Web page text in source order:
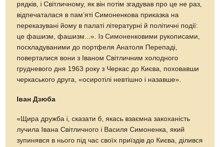
рядків, і Світличному, як він потім згадував про це не раз,
відпечаталася в пам’яті Симоненкова приказка на
переказувані йому в палаті літературні й політичні події:
це фашизм, фашизм...». Із Симоненковими рукописами,
поскладуваними до портфеля Анатоля Перепаді,
поверталися вони з Іваном Світличним холодного
грудневого дня 1963 року з Черкас до Києва, поховавши
черкаського друга, «осиротілі невтішно і назавше».
Іван Дзюба
«Щира дружба і, сказати б, якась взаємна закоханість
лучила Івана Світличного і Василя Симоненка, який
зупинявся в нього під час своїх приїздів до Києва, ділився